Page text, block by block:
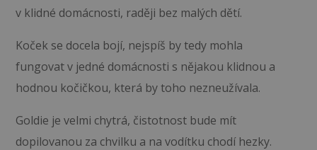
v klidné domácnosti, raději bez malých dětí.
Koček se docela bojí, nejspíš by tedy mohla
fungovat v jedné domácnosti s nějakou klidnou a
hodnou kočičkou, která by toho nezneužívala.
Goldie je velmi chytrá, čistotnost bude mít
dopilovanou za chvilku a na vodítku chodí hezky.